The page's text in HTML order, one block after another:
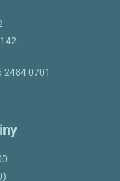
2484 0701